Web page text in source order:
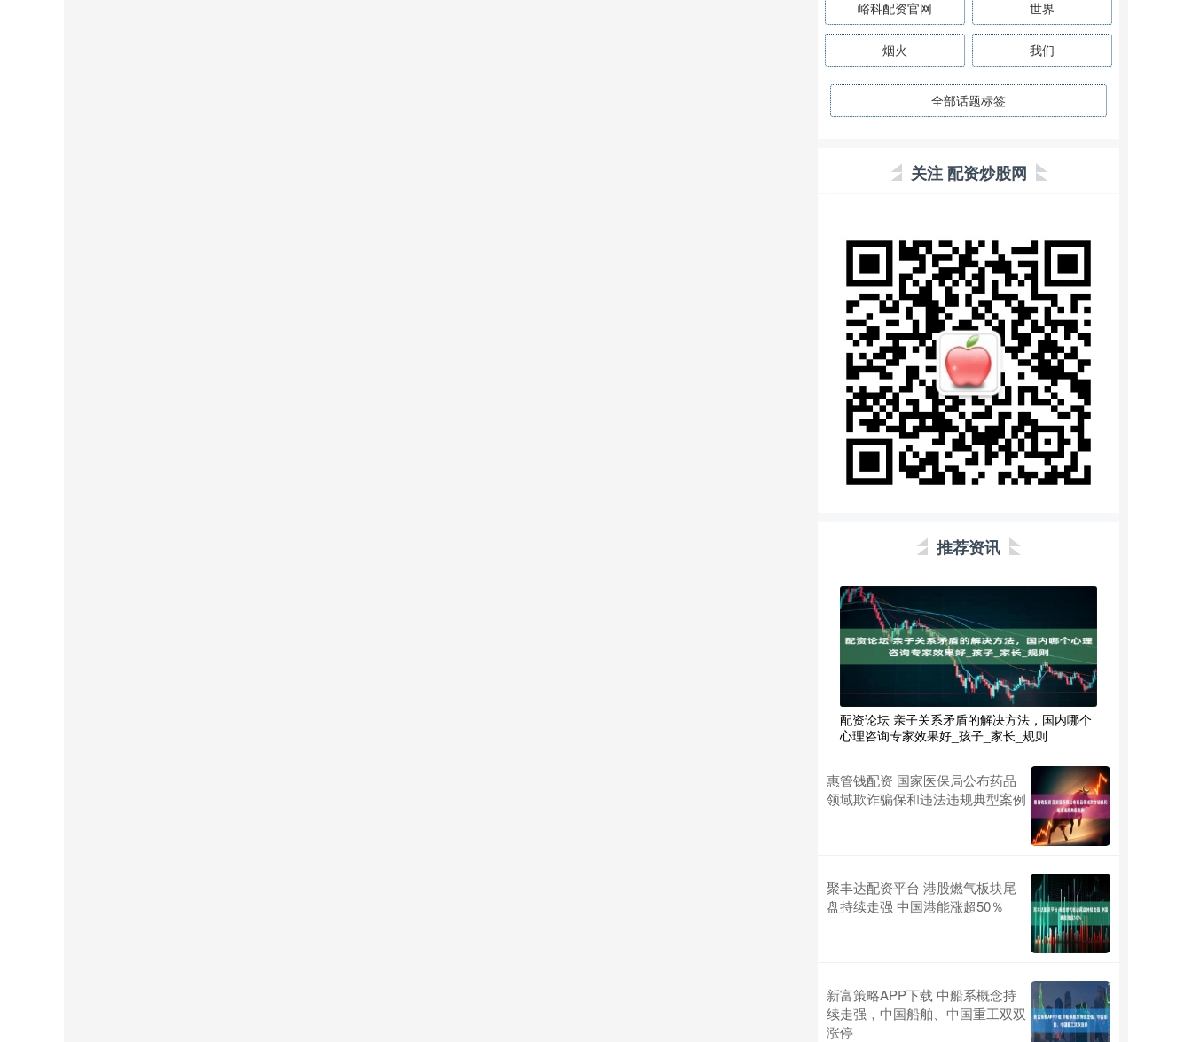
峪科配资官网 世界
烟火 我们
全部话题标签
关注 配资炒股网
推荐资讯
配资论坛 亲子关系矛盾的解决方法，国内哪个
心理咨询专家效果好_孩子_家长_规则
惠管钱配资 国家医保局公布药品
领域欺诈骗保和违法违规典型案例
聚丰达配资平台 港股燃气板块尾
盘持续走强 中国港能涨超50％
新富策略APP下载 中船系概念持
续走强，中国船舶、中国重工双双
涨停